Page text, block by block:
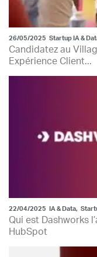
26/05/2025 Startup IA &
Candidatez au
Expérience Client...
22/04/2025 IA & Data,
Qui est Dashworks
HubSpot